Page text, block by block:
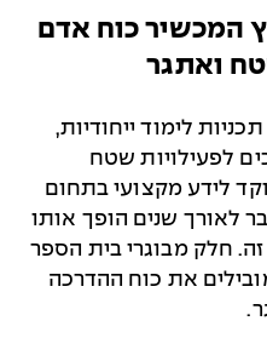
המכשיר כוח אדם
ואתגר
לימוד ייחודיות,
לפעילויות שטח
לידע מקצועי בתחום
לאורך שנים הופך אותו
חלק מבוגרי בית הספר
את כוח ההדרכה